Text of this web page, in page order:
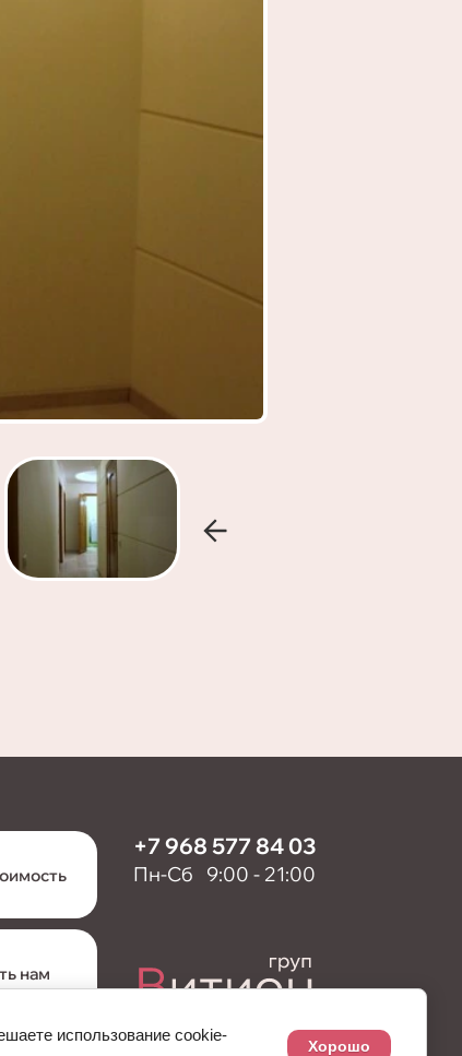
нам
+7 968 577 84 03
Пн-Сб 9:00 - 21:00
использование cookie-
Хорошо